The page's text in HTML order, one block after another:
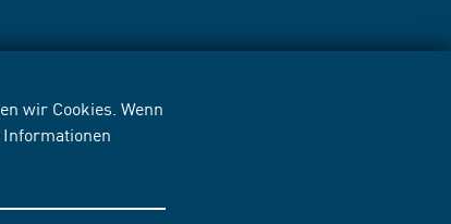
wir Cookies. Wenn
Informationen